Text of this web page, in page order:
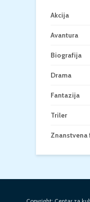
Akcija
Avantura
Biografija
Drama
Fantazija
Triler